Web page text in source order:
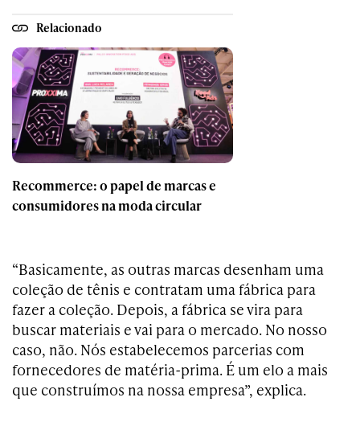
Relacionado
Recommerce: o papel de marcas e
consumidores na moda circular
“Basicamente, as outras marcas desenham uma
coleção de tênis e contratam uma fábrica para
fazer a coleção. Depois, a fábrica se vira para
buscar materiais e vai para o mercado. No nosso
caso, não. Nós estabelecemos parcerias com
fornecedores de matéria-prima. É um elo a mais
que construímos na nossa empresa”, explica.